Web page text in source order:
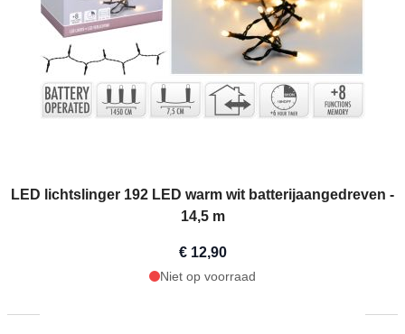
LED lichtslinger 192 LED warm wit batterijaangedreven -
14,5 m
€ 12,90
Niet op voorraad